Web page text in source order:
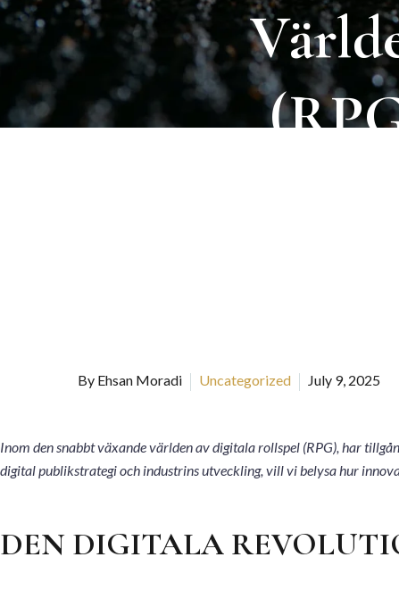
By Ehsan Moradi Uncategorized July 9, 2025
Inom den snabbt växande världen av digitala rollspel (RPG), har
digital publikstrategi och industrins utveckling, vill vi belysa hur
DEN DIGITALA